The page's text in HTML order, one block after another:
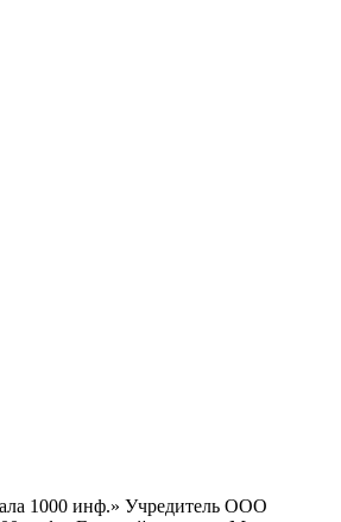
1000 инф.» Учредитель ООО